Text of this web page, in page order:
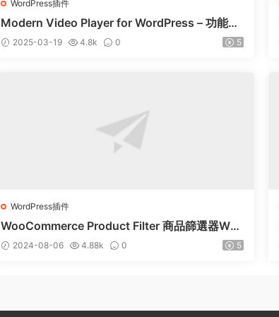
WordPress插件
Modern Video Player for WordPress – 功能強
大的視頻和音頻播放器 – v10.21
2025-03-19 4.8k 0 5
WordPress插件
WooCommerce Product Filter 商品篩選器Wor
dPress插件 – v8.3.0
2024-08-06 4.88k 0 5